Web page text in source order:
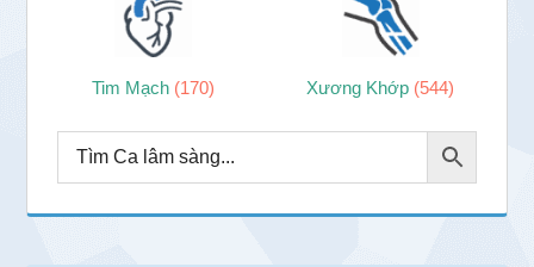
Tim Mạch (170) Xương Khớp (544)